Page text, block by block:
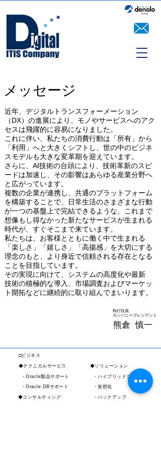
​メッセージ
近年、デジタルトランスフォーメーション
（DX）の進展により、モノやサービスへのアク
セスは飛躍的に容易になりました。
これに伴い、私たちの消費行動は「所有」から
「利用」へと大きくシフトし、世の中のビジネ
スモデルも大きな変革期を迎えています。
さらに、AI技術の台頭により、技術革新のスピ
ードは加速し、その影響はあらゆる産業分野へ
と広がっています。
複数の企業が連携し、共通のプラットフォーム
を構築することで、日常生活のさまざまな行動
が一つの基盤上で完結できるような、これまで
想像もし得なかった新たなサービスが生まれる
時代が、すぐそこまで来ています。
私たちは、お客様とともに働く中で生まれる
「楽しさ」「嬉しさ」「高揚感」を大切にする
理念のもと、より身近で信頼される存在となる
ことを目指しています。
その実現に向けて、システムの高度化や最新
技術の積極的な導入、市場調査およびマーケッ
ト開拓などに継続的に取り組んでまいります。
執行役員
カンパニープレジデント
熊倉 慎一
□ビジネス
◆テクニカルサービス
・Oracle製品サポート
・Oracle DBサポート
◆コンサルティング
​◆ソリューション
・ハイブリッドクラウド
・仮想化
・バックアップ